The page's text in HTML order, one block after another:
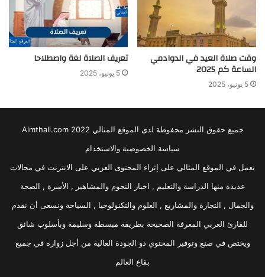
وقت صلاة العيد في الدوادمي
الساعة كم 2025
5 يونيو، 2025
تعريف الصلاة لغة واصطلاحا
5 يونيو، 2025
جميع حقوق النشر محفوظة لدى الموقع المثالي 2022 Almthali.com
سياسة الخصوصية والاستخدام
نعمل في الموقع المثالي على إثراء المحتوى العربي على الانترنت في مجالات
عديدة منها الدراسة والتعليم , اخبار النجوم والمشاهير , الأسرة , الصحة
والجمال , التجارة والمشاريع , العلوم والتكنولوجيا , السياحة ونسعى أن نقدم
للقارئ العربي المعرفة الصحيحة بطريقة مبسطة وسليمة وبأسلوب شائق
ويختص في صنع وتوفير المحتوي ذو الجودة العالية من أجل زواره في جميع
بقاع العالم